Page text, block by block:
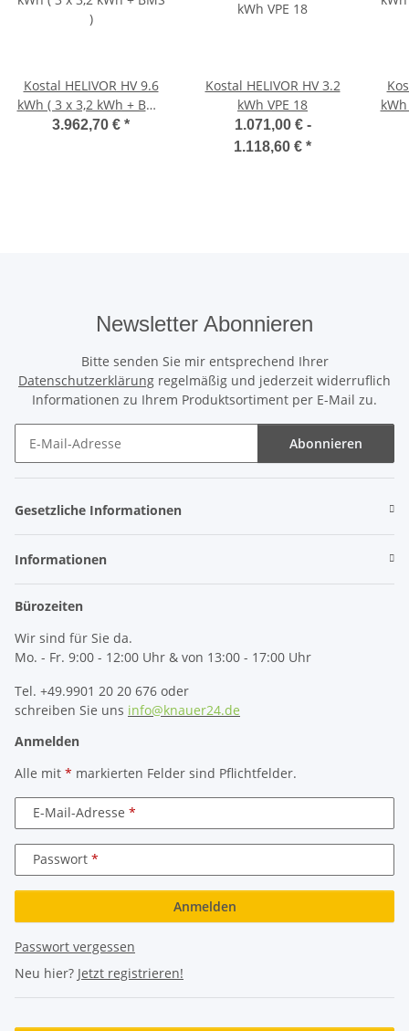
Kostal HELIVOR HV 9.6
kWh ( 3 x 3,2 kWh + BMS
)
3.962,70 € *
Kostal HELIVOR HV 3.2
kWh VPE 18
1.071,00 € -
1.118,60 € *
Newsletter Abonnieren
Bitte senden Sie mir entsprechend Ihrer
Datenschutzerklärung regelmäßig und jederzeit widerruflich
Informationen zu Ihrem Produktsortiment per E-Mail zu.
Abonnieren
Gesetzliche Informationen
Informationen
Bürozeiten
Wir sind für Sie da.
Mo. - Fr. 9:00 - 12:00 Uhr & von 13:00 - 17:00 Uhr
Tel. +49.9901 20 20 676 oder
schreiben Sie uns info@knauer24.de
Anmelden
Alle mit * markierten Felder sind Pflichtfelder.
E-Mail-Adresse
Passwort
Anmelden
Passwort vergessen
Neu hier? Jetzt registrieren!